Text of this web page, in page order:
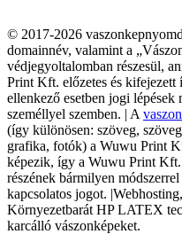
© 2017-2026
domainnév, valamint a
védjegyoltalomban részesül,
Print Kft. előzetes és kifejezett
ellenkező esetben jogi
személlyel szemben. | A
(így különösen: szöveg,
grafika, fotók) a Wuwu Print
képezik, így a Wuwu Print
részének bármilyen
kapcsolatos jogot.
Környezetbarát HP LATEX
karcálló vászonképeket.